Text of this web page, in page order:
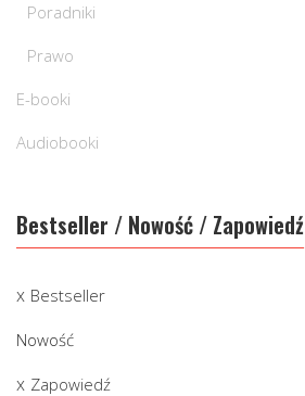
Poradniki
Prawo
E-booki
Audiobooki
Bestseller / Nowość / Zapowiedź
Bestseller
Nowość
Zapowiedź